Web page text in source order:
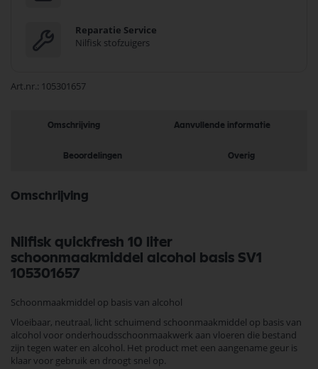
Reparatie Service
Nilfisk stofzuigers
Art.nr. 105301657
Omschrijving Aanvullende informatie
Beoordelingen Overig
Omschrijving
Nilfisk quickfresh 10 liter
schoonmaakmiddel alcohol basis SV1
105301657
Schoonmaakmiddel op basis van alcohol
Vloeibaar, neutraal, licht schuimend schoonmaakmiddel op basis van
alcohol voor onderhoudsschoonmaakwerk aan vloeren die bestand
zijn tegen water en alcohol. Het product met een aangename geur is
klaar voor gebruik en droogt snel op.